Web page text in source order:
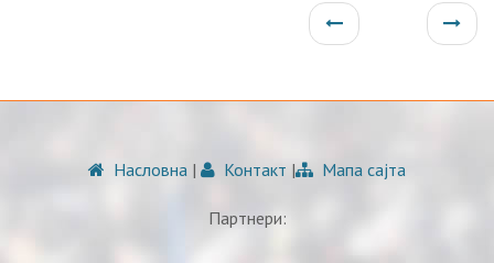
Насловна | Контакт | Мапа сајта
Партнери: